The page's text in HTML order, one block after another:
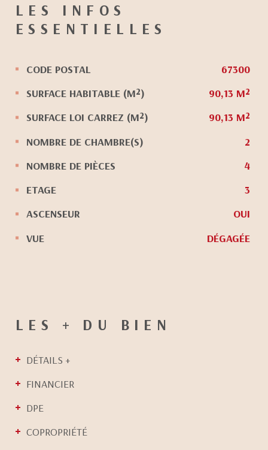
LES INFOS
ESSENTIELLES
Caractérisque Valeurs
CODE POSTAL
67300
SURFACE HABITABLE (M²)
90,13 M²
SURFACE LOI CARREZ (M²)
90,13 M²
NOMBRE DE CHAMBRE(S)
2
NOMBRE DE PIÈCES
4
ETAGE
3
ASCENSEUR
OUI
VUE
DÉGAGÉE
LES + DU BIEN
DÉTAILS +
FINANCIER
DPE
COPROPRIÉTÉ